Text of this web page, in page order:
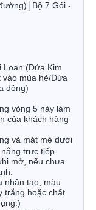
7 Gói -
(Dứa Kim
mùa hè/Dứa
đông)
vòng 5 này làm
của khách hàng
và mát mẻ dưới
trực tiếp.
mở, nếu chưa
nhân tạo, màu
trắng hoặc chất